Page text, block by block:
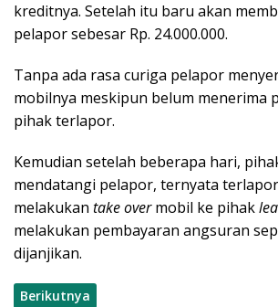
kreditnya. Setelah itu baru akan
pelapor sebesar Rp. 24.000.000.
Tanpa ada rasa curiga pelapor
mobilnya meskipun belum menerima
pihak terlapor.
Kemudian setelah beberapa hari,
mendatangi pelapor, ternyata
melakukan take overmobil ke pihak
melakukan pembayaran angsuran
dijanjikan.
Berikutnya